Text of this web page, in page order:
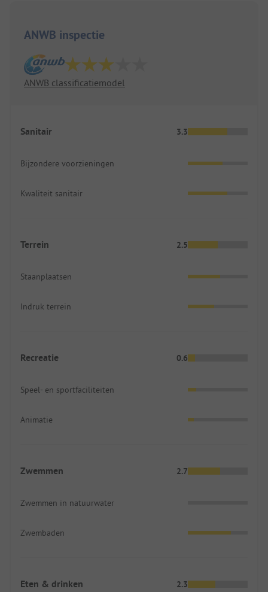
ANWB inspectie
ANWB classificatiemodel
Sanitair 3.3
Bijzondere voorzieningen
Kwaliteit sanitair
Terrein 2.5
Staanplaatsen
Indruk terrein
Recreatie 0.6
Speel- en sportfaciliteiten
Animatie
Zwemmen 2.7
Zwemmen in natuurwater
Zwembaden
Eten & drinken 2.3